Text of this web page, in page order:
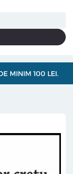
MINIM 100 LEI.